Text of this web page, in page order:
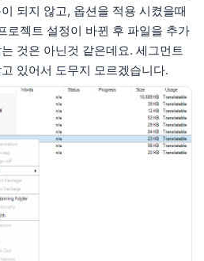
되지 않고, 옵션을 적용 시켰을때
로젝트 설정이 바뀐 후 파일을 추가
것은 아닌것 같은데요. 세그먼트
있어서 도무지 모르겠습니다.